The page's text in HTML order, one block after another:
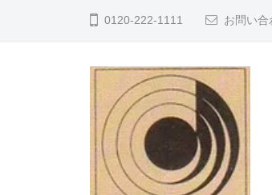
0120-222-1111 お問い合